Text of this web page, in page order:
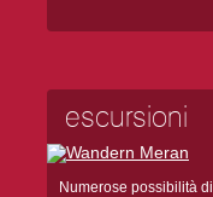
escursioni
Numerose possibilità di